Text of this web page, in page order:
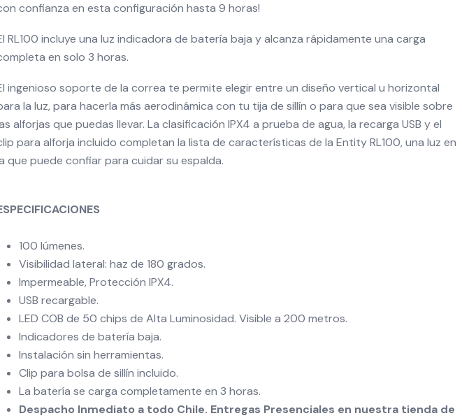
confianza en esta configuración hasta 9 horas!
RL100 incluye una luz indicadora de batería baja y alcanza rápidamente una carga
en solo 3 horas.
ingenioso soporte de la correa te permite elegir entre un diseño vertical u horizontal
la luz, para hacerla más aerodinámica con tu tija de sillín o para que sea visible sobre
alforjas que puedas llevar. La clasificación IPX4 a prueba de agua, la recarga USB y el
para alforja incluido completan la lista de características de la Entity RL100, una luz en
que puede confiar para cuidar su espalda.
100 lúmenes.
Visibilidad lateral: haz de 180 grados.
Impermeable, Protección IPX4.
USB recargable.
LED COB de 50 chips de Alta Luminosidad. Visible a 200 metros.
Indicadores de batería baja.
Instalación sin herramientas.
Clip para bolsa de sillín incluido.
La batería se carga completamente en 3 horas.
Despacho Inmediato a todo Chile. Entregas Presenciales en nuestra tienda de